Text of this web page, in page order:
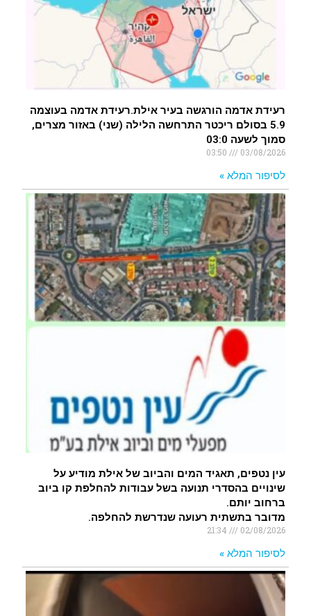
רעידת אדמה הורגשה בעיר אילת.רעידת אדמה בעוצמה
5.9 בסולם ריכטר התרחשה הלילה (שני) באזור מצרים,
סמוך לשעה 03:0
03/08/2026
לסיפור המלא »
עין נטפים, תאגיד המים והביוב של אילת מודיע על
שינויים בהסדרי תנועה בשל עבודות להחלפת קו ביוב
ברחוב יותם.
מדובר בתשתית רעועה שנדרשת להחלפה.
02/08/2026
לסיפור המלא »